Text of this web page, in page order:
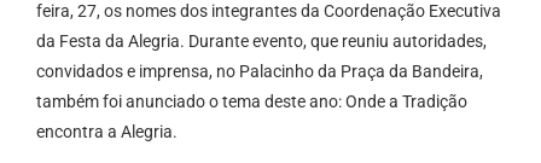
feira, 27, os nomes dos integrantes da Coordenação Executiva
da Festa da Alegria. Durante evento, que reuniu autoridades,
convidados e imprensa, no Palacinho da Praça da Bandeira,
também foi anunciado o tema deste ano: Onde a Tradição
encontra a Alegria.